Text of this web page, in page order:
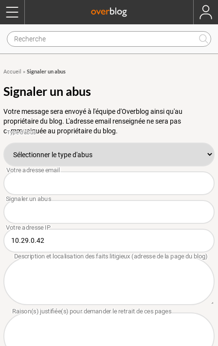
Accueil » Signaler un abus
Signaler un abus
Votre message sera envoyé à l'équipe d'Overblog ainsi qu'au
propriétaire du blog. L'adresse email renseignée ne sera pas
communiquée au propriétaire du blog.